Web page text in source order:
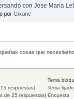
con Jose María
porGixane
cosas que
respuestas)
de 25 respuestas)
Tema
Tema fijado
Encuesta